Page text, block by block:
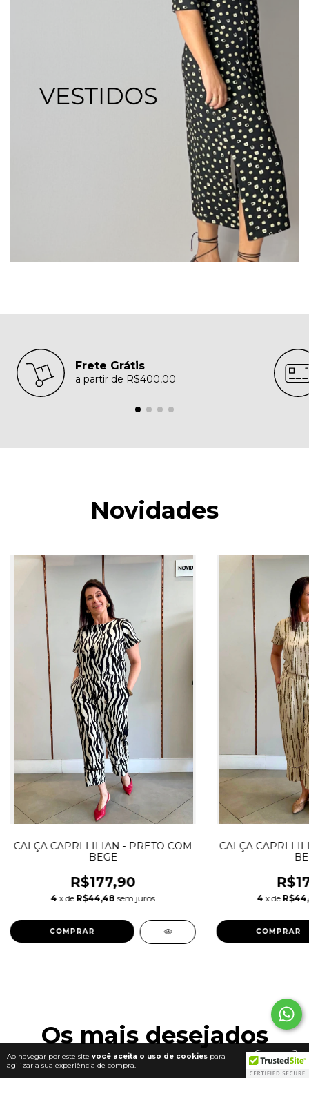
Ao navegar por este site você aceita o uso de cookies para
agilizar a sua experiência de compra.
ENTENDI
Frete Grátis
a partir de R$400,00
Novidades
CALÇA CAPRI LILIAN - PRETO COM
BEGE
R$177,90
4 x de R$44,48 sem juros
COMPRAR
CALÇA CAPRI
4 x de
COMPRAR
Os mais desejados